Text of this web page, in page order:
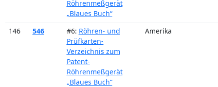
Röhrenmeßgerät
„Blaues Buch“
146 546 #6: Röhren- und
Prüfkarten-
Verzeichnis zum
Patent-
Röhrenmeßgerät
„Blaues Buch“
Amerika